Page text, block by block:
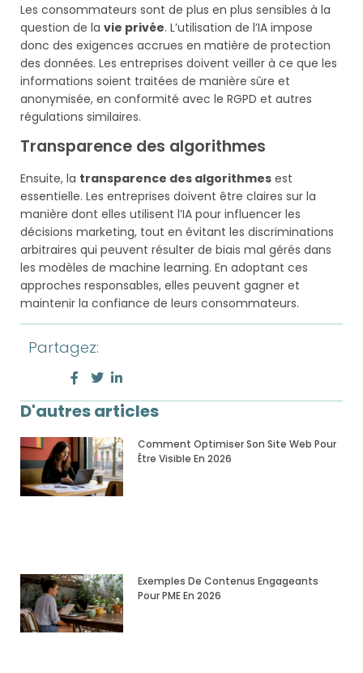
Les consommateurs sont de plus en plus sensibles à la
question de la vie privée. L’utilisation de l’IA impose
donc des exigences accrues en matière de protection
des données. Les entreprises doivent veiller à ce que les
informations soient traitées de manière sûre et
anonymisée, en conformité avec le RGPD et autres
régulations similaires.
Transparence des algorithmes
Ensuite, la transparence des algorithmes est
essentielle. Les entreprises doivent être claires sur la
manière dont elles utilisent l’IA pour influencer les
décisions marketing, tout en évitant les discriminations
arbitraires qui peuvent résulter de biais mal gérés dans
les modèles de machine learning. En adoptant ces
approches responsables, elles peuvent gagner et
maintenir la confiance de leurs consommateurs.
Partagez:
D'autres articles
Comment Optimiser Son Site Web Pour
Être Visible En 2026
Exemples De Contenus Engageants
Pour PME En 2026